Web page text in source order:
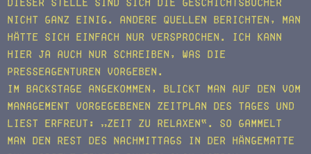
dieser Stelle sind sich die Geschichtsbücher
nicht ganz einig. Andere Quellen berichten, man
hätte sich einfach nur versprochen. Ich kann
hier ja auch nur schreiben, was die
Presseagenturen vorgeben.
Im Backstage angekommen, blickt man auf den vom
Management vorgegebenen Zeitplan des Tages und
liest erfreut: „Zeit zu Relaxen“. So gammelt
man den Rest des Nachmittags in der Hängematte